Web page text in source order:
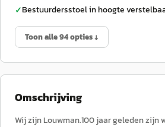
✓Bestuurdersstoel in hoogte
Toon alle 94 opties ↓
Omschrijving
Wij zijn Louwman.100 jaar geleden